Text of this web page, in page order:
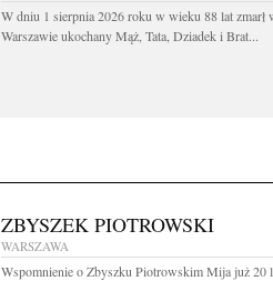
W dniu 1 sierpnia 2026 roku w wieku 88 lat zmarł
Warszawie ukochany Mąż, Tata, Dziadek i Brat...
ZBYSZEK PIOTROWSKI
WARSZAWA
Wspomnienie o Zbyszku Piotrowskim Mija już 20